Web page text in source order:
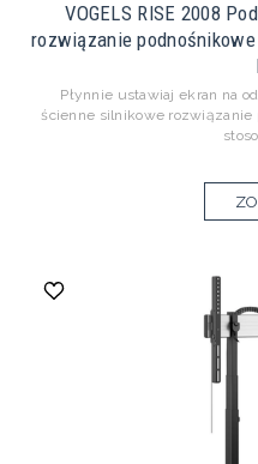
VOGELS RISE 2008
rozwiązanie
Płynnie ustawiaj ekran na
ścienne silnikowe rozwiązanie